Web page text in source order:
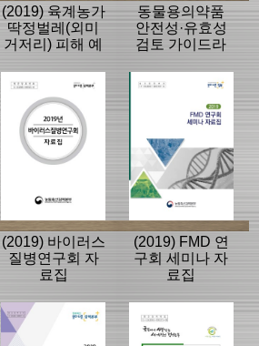
(2019) 육계농가
딱정벌레(외미
거저리) 피해 예
지침서
동물용의약품
안전성·유효성
검토 가이드라
(2019) 바이러스
질병연구회 자
료집
(2019) FMD 연
구회 세미나 자
료집